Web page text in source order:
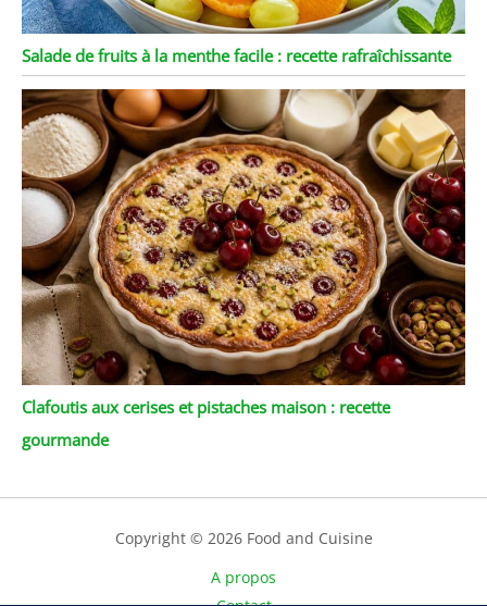
Salade de fruits à la menthe facile : recette rafraîchissante
Clafoutis aux cerises et pistaches maison : recette
gourmande
Copyright © 2026 Food and Cuisine
A propos